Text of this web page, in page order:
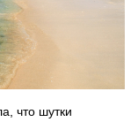
что шутки